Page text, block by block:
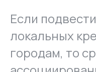
Если
локальных
городам, то